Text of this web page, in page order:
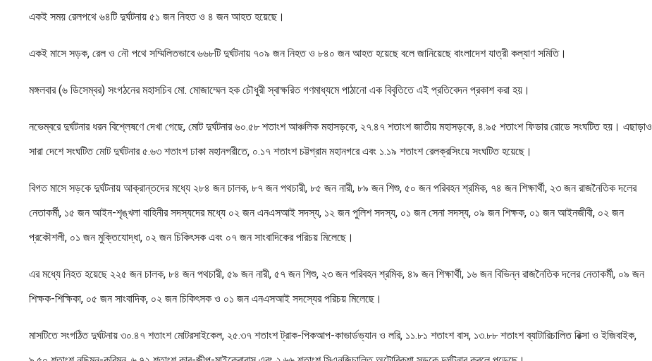
একই সময় রেলপথে ৬৪টি দুর্ঘটনায় ৫১ জন নিহত ও ৪ জন আহত হয়েছে।
একই মাসে সড়ক, রেল ও নৌ পথে সম্মিলিতভাবে ৬৬৮টি দুর্ঘটনায় ৭০৯ জন নিহত ও ৮৪০ জন আহত হয়েছে বলে জানিয়েছে বাংলাদেশ যাত্রী কল্যাণ সমিতি।
মঙ্গলবার (৬ ডিসেম্বর) সংগঠনের মহাসচিব মো. মোজাম্মেল হক চৌধুরী স্বাক্ষরিত গণমাধ্যমে পাঠানো এক বিবৃতিতে এই প্রতিবেদন প্রকাশ করা হয়।
নভেম্বরে দুর্ঘটনার ধরন বিশ্লেষণে দেখা গেছে, মোট দুর্ঘটনার ৬০.৫৮ শতাংশ আঞ্চলিক মহাসড়কে, ২৭.৪৭ শতাংশ জাতীয় মহাসড়কে, ৪.৯৫ শতাংশ ফিডার রোডে সংঘটিত হয়। এছাড়াও
সারা দেশে সংঘটিত মোট দুর্ঘটনার ৫.৬৩ শতাংশ ঢাকা মহানগরীতে, ০.১৭ শতাংশ চট্টগ্রাম মহানগরে এবং ১.১৯ শতাংশ রেলক্রসিংয়ে সংঘটিত হয়েছে।
বিগত মাসে সড়কে দুর্ঘটনায় আক্রান্তদের মধ্যে ২৮৪ জন চালক, ৮৭ জন পথচারী, ৮৫ জন নারী, ৮৯ জন শিশু, ৫০ জন পরিবহন শ্রমিক, ৭৪ জন শিক্ষার্থী, ২৩ জন রাজনৈতিক দলের
নেতাকর্মী, ১৫ জন আইন-শৃঙ্খলা বাহিনীর সদস্যদের মধ্যে ০২ জন এনএসআই সদস্য, ১২ জন পুলিশ সদস্য, ০১ জন সেনা সদস্য, ০৯ জন শিক্ষক, ০১ জন আইনজীবী, ০২ জন
প্রকৌশলী, ০১ জন মুক্তিযোদ্ধা, ০২ জন চিকিৎসক এবং ০৭ জন সাংবাদিকের পরিচয় মিলেছে।
এর মধ্যে নিহত হয়েছে ২২৫ জন চালক, ৮৪ জন পথচারী, ৫৯ জন নারী, ৫৭ জন শিশু, ২৩ জন পরিবহন শ্রমিক, ৪৯ জন শিক্ষার্থী, ১৬ জন বিভিন্ন রাজনৈতিক দলের নেতাকর্মী, ০৯ জন
শিক্ষক-শিক্ষিকা, ০৫ জন সাংবাদিক, ০২ জন চিকিৎসক ও ০১ জন এনএসআই সদস্যের পরিচয় মিলেছে।
মাসটিতে সংগঠিত দুর্ঘটনায় ৩০.৪৭ শতাংশ মোটরসাইকেল, ২৫.৩৭ শতাংশ ট্রাক-পিকআপ-কাভার্ডভ্যান ও লরি, ১১.৮১ শতাংশ বাস, ১৩.৮৮ শতাংশ ব্যাটারিচালিত রিক্সা ও ইজিবাইক,